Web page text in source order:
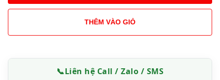
THÊM VÀO GIỎ
📞Liên hệ Call / Zalo / SMS